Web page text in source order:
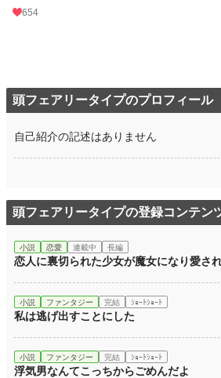
初回完結日時
年間ポイント 126,434 pt (4,873 位)
累計ポイント 159,302 pt (23,037 位)
654
頭フェアリータイプのプロフィール
自己紹介の記述はありません
頭フェアリータイプの登録コンテン
小説 恋愛 連載中 長編
恋人に裏切られた少女が魔女になり愛さ
小説 ファンタジー 完結 ｼｮｰﾄｼｮｰﾄ
私は逃げ出すことにした
小説 ファンタジー 完結 ｼｮｰﾄｼｮｰﾄ
浮気男なんてこっちからごめんだよ